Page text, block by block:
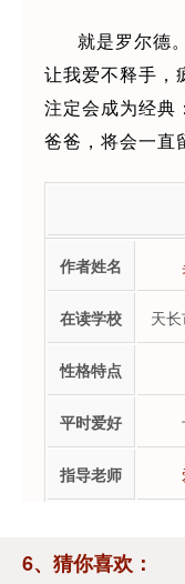
就是罗尔德
让我爱不释手，
注定会成为经典
爸爸，将会一
作者姓名
在读学校 天
性格特点
平时爱好
指导老师
6、猜你喜欢：